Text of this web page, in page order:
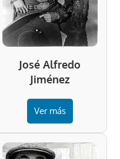
José Alfredo
Jiménez
Ver más